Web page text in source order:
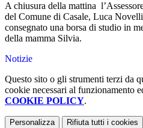
A chiusura della mattina
del Comune di Casale, Luca
consegnato una borsa di studio in
della mamma Silvia.
Notizie
Questo sito o gli strumenti terzi da
cookie necessari al funzionamento
COOKIE POLICY.
Personalizza Rifiuta tutti i cookies